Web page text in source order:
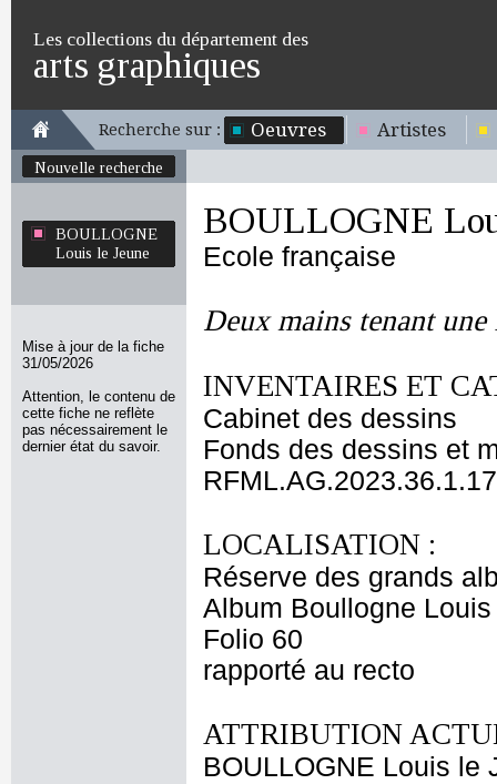
Les collections du département des
arts graphiques
Recherche sur : Oeuvres Artistes
Nouvelle recherche
BOULLOGNE
Louis le Jeune
Mise à jour de la fiche
31/05/2026
Attention, le contenu de
cette fiche ne reflète
pas nécessairement le
dernier état du savoir.
BOULLOGNE
Ecole française
Deux mains tenant
INVENTAIRES ET
Cabinet des dessins
Fonds des dessins et
LOCALISATION :
Réserve des grands
Album Boullogne
Folio 60
rapporté au recto
ATTRIBUTION
BOULLOGNE Louis le